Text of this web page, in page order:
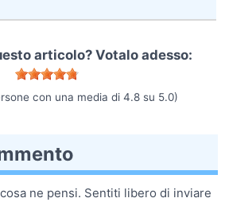
articolo? Votalo adesso:
con una media di 4.8su 5.0)
ne pensi. Sentiti libero di inviare